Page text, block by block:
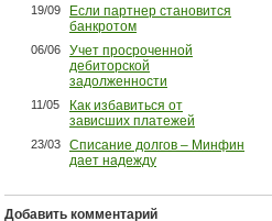
19/09
Если партнер становится
банкротом
06/06
Учет просроченной
дебиторской
задолженности
11/05
Как избавиться от
зависших платежей
23/03
Списание долгов – Минфин
дает надежду
Добавить комментарий